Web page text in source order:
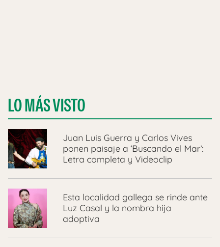
LO MÁS VISTO
Juan Luis Guerra y Carlos Vives
ponen paisaje a ‘Buscando el Mar’:
Letra completa y Videoclip
Esta localidad gallega se rinde ante
Luz Casal y la nombra hija
adoptiva